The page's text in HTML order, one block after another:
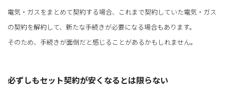
電気・ガスをまとめて契約する場合、これまで契約していた電気・ガス
の契約を解約して、新たな手続きが必要になる場合もあります。
そのため、手続きが面倒だと感じることがあるかもしれません。
必ずしもセット契約が安くなるとは限らない